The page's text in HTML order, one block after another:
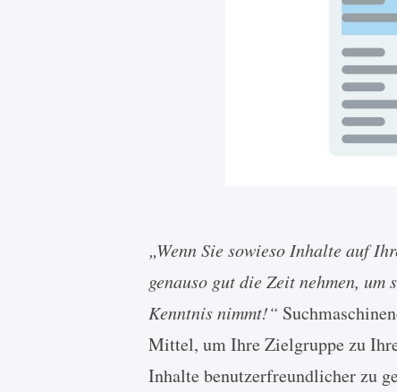
„Wenn Sie sowieso Inhalte auf
genauso gut die Zeit nehmen,
Kenntnis nimmt!“
Mittel, um Ihre Zielgruppe zu
Inhalte benutzerfreundlicher zu